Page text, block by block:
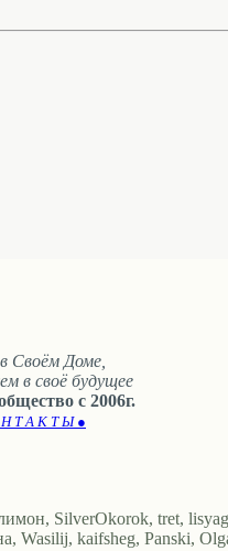
Своём Доме,
в своё будущее
с 2006г.
Т А К Т Ы ●
SilverOkorok, tret,
Wasilij, kaifsheg, Panski,